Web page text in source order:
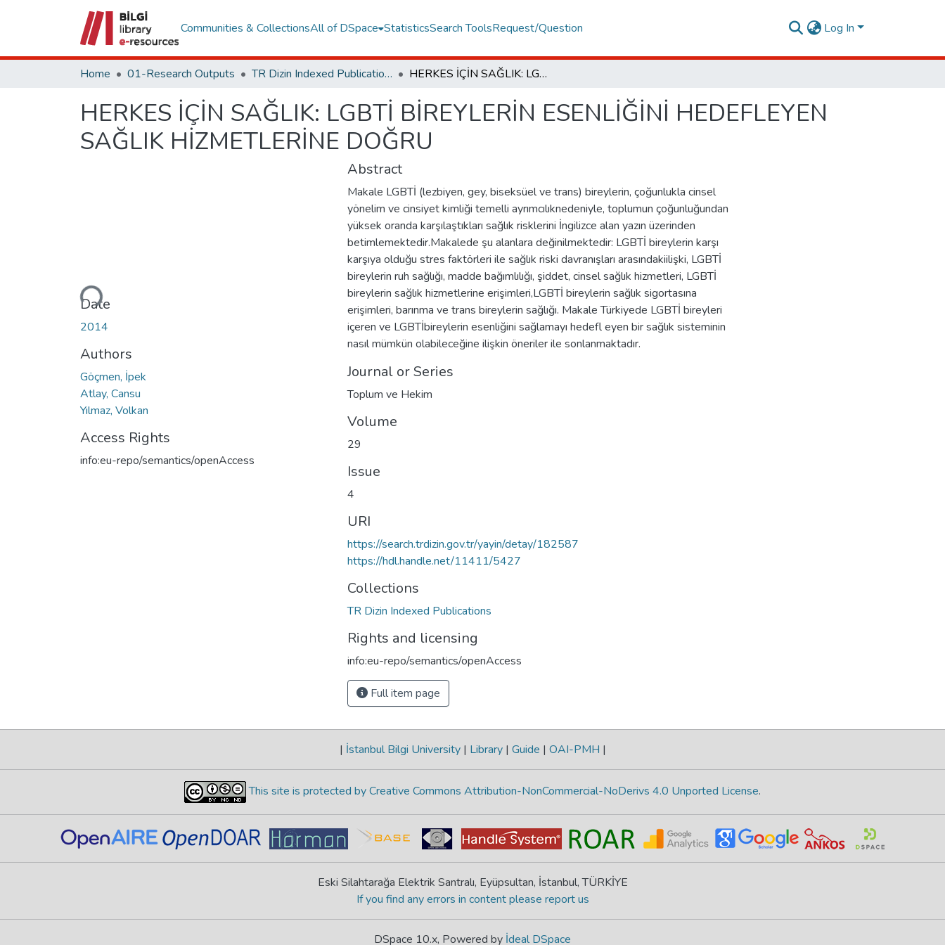
Communities & CollectionsAll of DSpace StatisticsSearch ToolsRequest/Question Log In
Home 01-Research Outputs TR Dizin Indexed Publications HERKES İÇİN SAĞLIK: LGBTİ BİREYLERİN ESENLİĞİNİ HEDEFLEYEN SAĞLIK HİZMETLERİNE DOĞRU
HERKES İÇİN SAĞLIK: LGBTİ BİREYLERİN ESENLİĞİNİ HEDEFLEYEN
SAĞLIK HİZMETLERİNE DOĞRU
Loading...
Date
2014
Authors
Göçmen, İpek
Atlay, Cansu
Yılmaz, Volkan
Access Rights
info:eu-repo/semantics/openAccess
Abstract
Makale LGBTİ (lezbiyen, gey, biseksüel ve trans) bireylerin, çoğunlukla cinsel
yönelim ve cinsiyet kimliği temelli ayrımcılıknedeniyle, toplumun çoğunluğundan
yüksek oranda karşılaştıkları sağlık risklerini İngilizce alan yazın üzerinden
betimlemektedir.Makalede şu alanlara değinilmektedir: LGBTİ bireylerin karşı
karşıya olduğu stres faktörleri ile sağlık riski davranışları arasındakiilişki, LGBTİ
bireylerin ruh sağlığı, madde bağımlılığı, şiddet, cinsel sağlık hizmetleri, LGBTİ
bireylerin sağlık hizmetlerine erişimleri,LGBTİ bireylerin sağlık sigortasına
erişimleri, barınma ve trans bireylerin sağlığı. Makale Türkiyede LGBTİ bireyleri
içeren ve LGBTİbireylerin esenliğini sağlamayı hedefl eyen bir sağlık sisteminin
nasıl mümkün olabileceğine ilişkin öneriler ile sonlanmaktadır.
Journal or Series
Toplum ve Hekim
Volume
29
Issue
4
URI
https://search.trdizin.gov.tr/yayin/detay/182587
https://hdl.handle.net/11411/5427
Collections
TR Dizin Indexed Publications
Rights and licensing
info:eu-repo/semantics/openAccess
Full item page
| İstanbul Bilgi University | Library | Guide | OAI-PMH |
This site is protected by Creative Commons Attribution-NonCommercial-NoDerivs 4.0 Unported License.
Eski Silahtarağa Elektrik Santralı, Eyüpsultan, İstanbul, TÜRKİYE
If you find any errors in content please report us
DSpace 10.x, Powered by İdeal DSpace